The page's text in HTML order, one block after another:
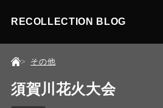
RECOLLECTION BLOG
その他
須賀川花火大会